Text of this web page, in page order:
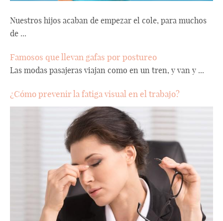
Nuestros hijos acaban de empezar el cole, para muchos
de ...
Famosos que llevan gafas por postureo
Las modas pasajeras viajan como en un tren, y van y ...
¿Cómo prevenir la fatiga visual en el trabajo?